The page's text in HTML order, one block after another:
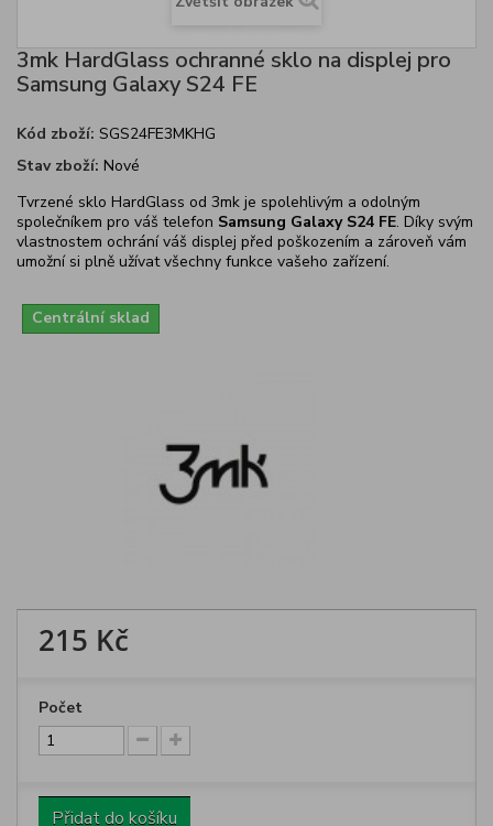
3mk HardGlass ochranné sklo na displej pro
Samsung Galaxy S24 FE
Kód zboží: SGS24FE3MKHG
Stav zboží: Nové
Tvrzené sklo HardGlass od 3mk je spolehlivým a odolným
společníkem pro váš telefon Samsung Galaxy S24 FE. Díky svým
vlastnostem ochrání váš displej před poškozením a zároveň vám
umožní si plně užívat všechny funkce vašeho zařízení.
Centrální sklad
215 Kč
Počet
Přidat do košíku